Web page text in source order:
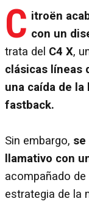
C itroën
con un
trata del C4 X,
clásicas líneas
una caída de
fastback.
Sin embargo, se
llamativo con
acompañado
estrategia de la